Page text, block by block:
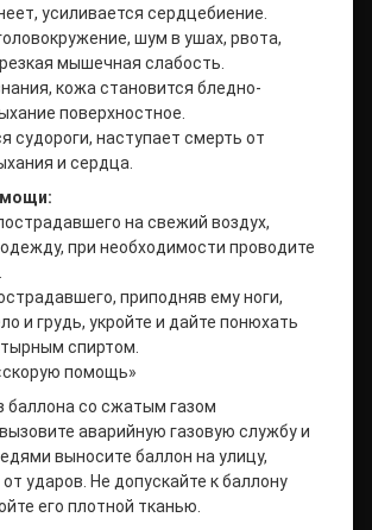
усиливается сердцебиение.
шум в ушах, рвота,
мышечная слабость.
кожа становится бледно-
поверхностное.
судороги, наступает смерть от
и сердца.
на свежий воздух,
при необходимости проводите
приподняв ему ноги,
и грудь, укройте и дайте понюхать
спиртом.
помощь»
баллона со сжатым газом
аварийную газовую службу и
выносите баллон на улицу,
от ударов. Не допускайте к баллону
его плотной тканью.